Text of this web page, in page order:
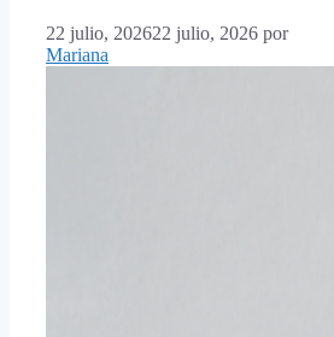
22 julio, 202622 julio, 2026 por
Mariana